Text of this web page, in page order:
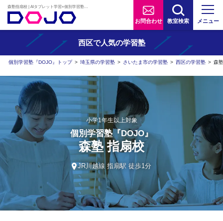
お問合わせ 教室検索 メニュー
西区で人気の学習塾
個別学習塾『DOJO』トップ > 埼玉県の学習塾 > さいたま市の学習塾 > 西区の学習塾 > 森
小学1年生以上対象
個別学習塾『DOJO』
森塾 指扇校
JR川越線 指扇駅 徒歩1分